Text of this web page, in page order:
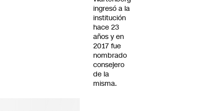
ingresó a la
institución
hace 23
años y en
2017 fue
nombrado
consejero
de la
misma.